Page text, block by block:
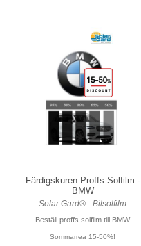
Färdigskuren Proffs Solfilm -
BMW
Solar Gard® - Bilsolfilm
Beställ proffs solfilm till BMW
Sommarrea 15-50%!